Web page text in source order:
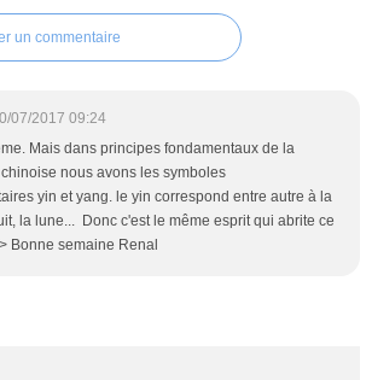
un commentaire
07/2017 09:24
Mais dans principes fondamentaux de la
nous avons les symboles
yin et yang. le yin correspond entre autre à la
la lune... Donc c'est le même esprit qui abrite ce
Bonne semaine Renal